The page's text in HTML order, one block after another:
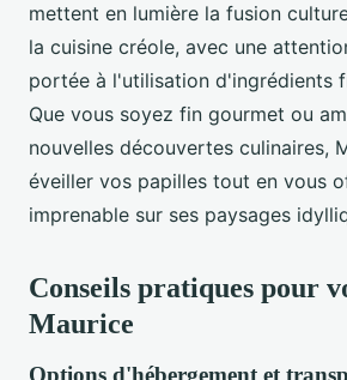
mettent en lumière la fusion
la cuisine créole, avec une
portée à l'utilisation d'ingrédients
Que vous soyez fin gourmet ou
nouvelles découvertes culinaires,
éveiller vos papilles tout en vous
imprenable sur ses paysages
Conseils pratiques pour
Maurice